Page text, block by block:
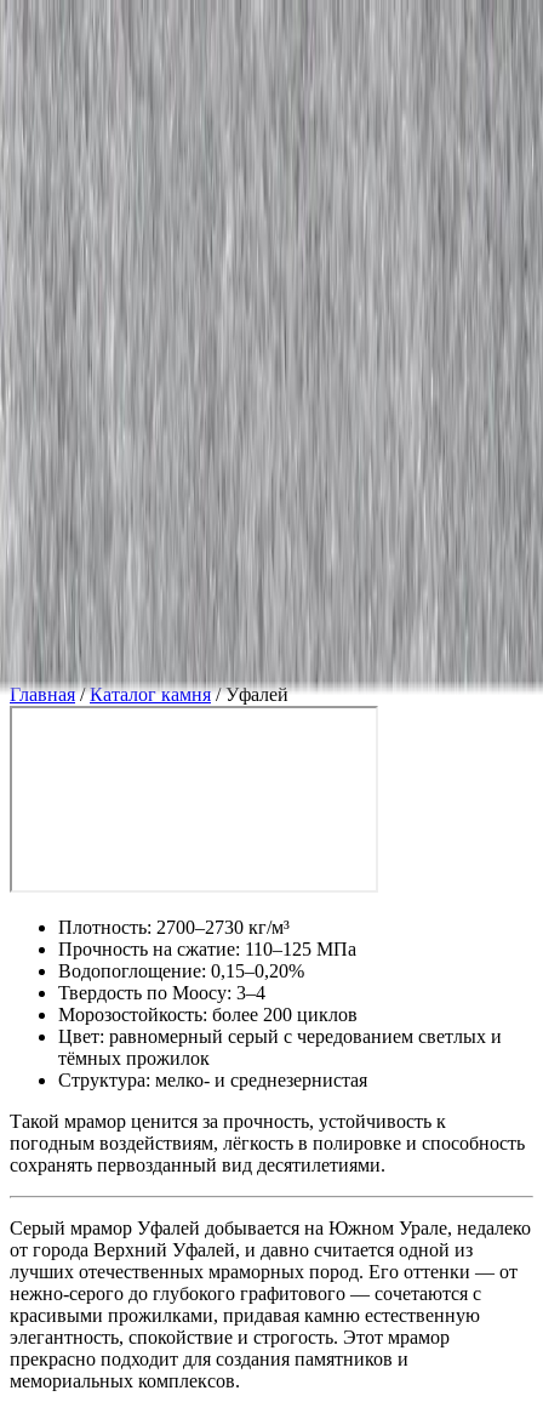
Каталог
+7 (926) 211 90 79
Обратный звонок
О нас Блог Оплата
Скидка 5.00% на Надгробные плиты
Скидка 5.00% на Надгробные плиты
Уфалей
Главная/Каталог камня/Уфалей
Плотность: 2700–2730 кг/м³
Прочность на сжатие: 110–125 МПа
Водопоглощение: 0,15–0,20%
Твердость по Моосу: 3–4
Морозостойкость: более 200 циклов
Цвет: равномерный серый с чередованием светлых и
тёмных прожилок
Структура: мелко- и среднезернистая
Такой мрамор ценится за прочность, устойчивость к
погодным воздействиям, лёгкость в полировке и способность
сохранять первозданный вид десятилетиями.
Серый мрамор Уфалей добывается на Южном Урале, недалеко
от города Верхний Уфалей, и давно считается одной из
лучших отечественных мраморных пород. Его оттенки — от
нежно-серого до глубокого графитового — сочетаются с
красивыми прожилками, придавая камню естественную
элегантность, спокойствие и строгость. Этот мрамор
прекрасно подходит для создания памятников и
мемориальных комплексов.